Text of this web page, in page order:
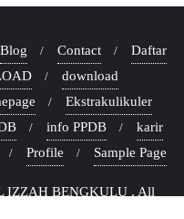
Blog Contact
Daftar
download
Ekstrakulikuler
info PPDB
karir
Profile Sample Page
IZZAH BENGKULU . All